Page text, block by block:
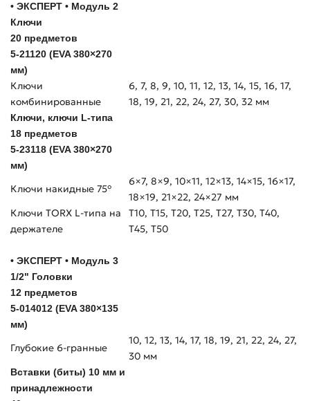
• ЭКСПЕРТ • Модуль 2
Ключи
20 предметов
5-21120 (EVA 380×270
мм)
Ключи
комбинированные
6, 7, 8, 9, 10, 11, 12, 13, 14, 15, 16, 17,
18, 19, 21, 22, 24, 27, 30, 32 мм
Ключи, ключи L-типа
18 предметов
5-23118 (EVA 380×270
мм)
Ключи накидные 75°
6×7, 8×9, 10×11, 12×13, 14×15, 16×17,
18×19, 21×22, 24×27 мм
Ключи TORX L-типа на
держателе
Т10, Т15, Т20, Т25, Т27, Т30, Т40,
Т45, Т50
• ЭКСПЕРТ • Модуль 3
1/2" Головки
12 предметов
5-014012 (EVA 380×135
мм)
Глубокие 6-гранные
10, 12, 13, 14, 17, 18, 19, 21, 22, 24, 27,
30 мм
Вставки (биты) 10 мм и
принадлежности